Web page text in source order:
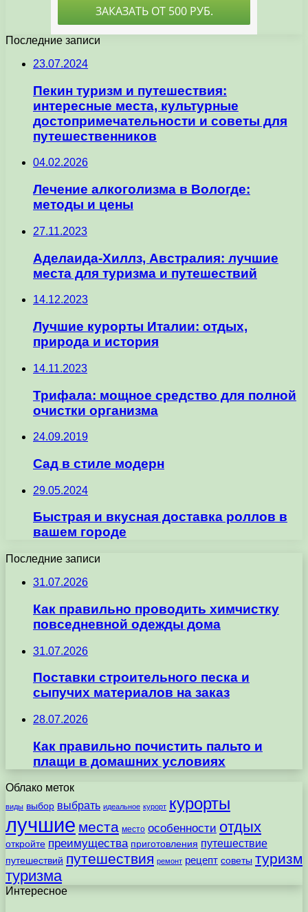
Последние записи
23.07.2024
Пекин туризм и путешествия:
интересные места, культурные
достопримечательности и советы для
путешественников
04.02.2026
Лечение алкоголизма в Вологде:
методы и цены
27.11.2023
Аделаида-Хиллз, Австралия: лучшие
места для туризма и путешествий
14.12.2023
Лучшие курорты Италии: отдых,
природа и история
14.11.2023
Трифала: мощное средство для полной
очистки организма
24.09.2019
Сад в стиле модерн
29.05.2024
Быстрая и вкусная доставка роллов в
вашем городе
Последние записи
31.07.2026
Как правильно проводить химчистку
повседневной одежды дома
31.07.2026
Поставки строительного песка и
сыпучих материалов на заказ
28.07.2026
Как правильно почистить пальто и
плащи в домашних условиях
Облако меток
виды выбор выбрать идеальное курорт курорты
лучшие места место особенности отдых
откройте преимущества приготовления путешествие
путешествий путешествия ремонт рецепт советы туризм
туризма
Интересное